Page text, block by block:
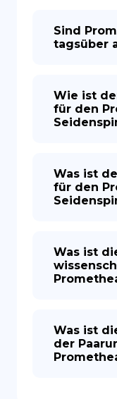
Sind
tagsüber
Wie ist
für den
Was ist
für den
Was ist
Was ist
der